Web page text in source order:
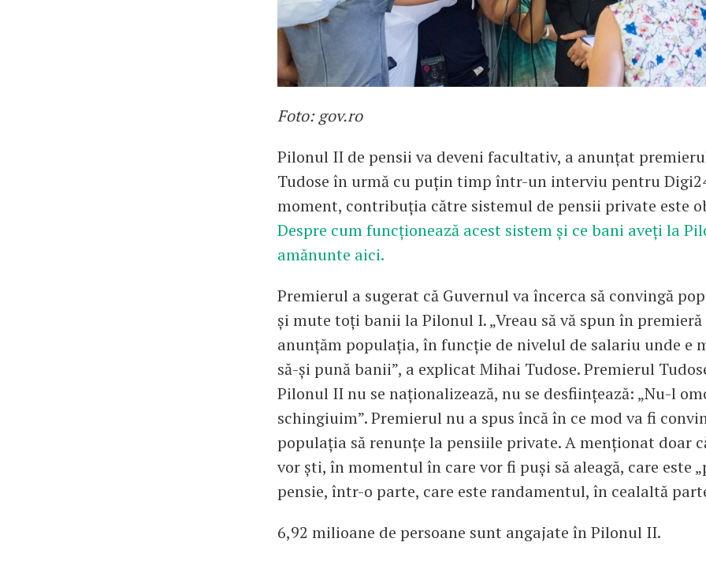
Foto: gov.ro
Pilonul II de pensii va deveni facultativ, a anunțat
Tudose în urmă cu puțin timp într-un interviu pentru
moment, contribuția către sistemul de pensii private este
Despre cum funcționează acest sistem și ce bani aveți la
amănunte aici.
Premierul a sugerat că Guvernul va încerca să convingă
și mute toți banii la Pilonul I. „Vreau să vă spun în premieră
anunțăm populația, în funcție de nivelul de salariu unde e
să-și pună banii”, a explicat Mihai Tudose. Premierul
Pilonul II nu se naționalizează, nu se desființează: „Nu-l
schingiuim”. Premierul nu a spus încă în ce mod va fi
populația să renunțe la pensiile private. A menționat doar
vor ști, în momentul în care vor fi puși să aleagă, care este
pensie, într-o parte, care este randamentul, în cealaltă
6,92 milioane de persoane sunt angajate în Pilonul II.